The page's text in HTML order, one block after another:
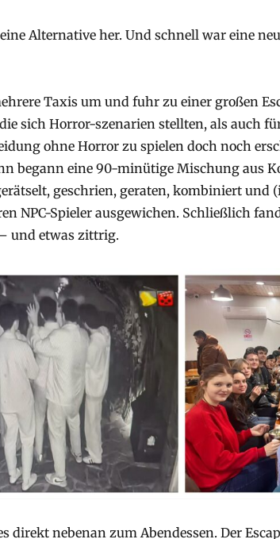
Alternative her. Und schnell war eine
Taxis um und fuhr zu einer großen
sich Horror-szenarien stellten, als auch
ohne Horror zu spielen doch noch
begann eine 90-minütige Mischung aus
geschrien, geraten, kombiniert und
NPC-Spieler ausgewichen. Schließlich
und etwas zittrig.
direkt nebenan zum Abendessen. Der